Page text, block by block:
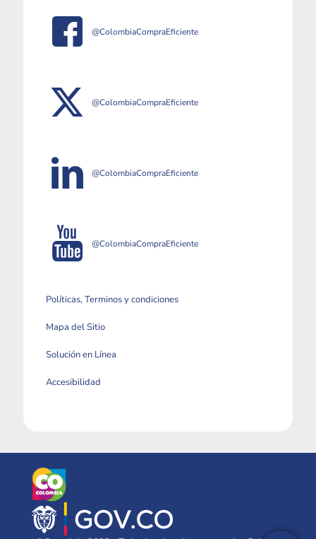
@ColombiaCompraEficiente
@ColombiaCompraEficiente
@ColombiaCompraEficiente
@ColombiaCompraEficiente
Políticas, Terminos y condiciones
Mapa del Sitio
Solución en Línea
Accesibilidad